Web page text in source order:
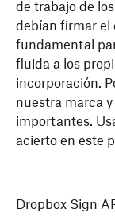
de trabajo de
debían firmar el
fundamental
fluida a los
incorporación.
nuestra marca
importantes.
acierto en este
Dropbox Sign